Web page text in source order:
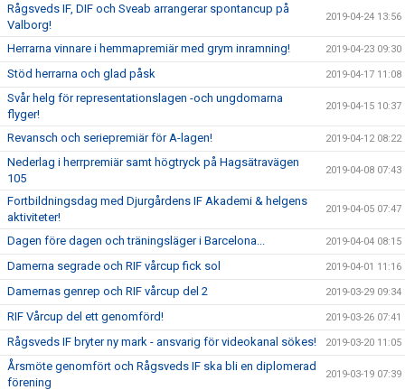
Rågsveds IF, DIF och Sveab arrangerar spontancup på
Valborg!
2019-04-24 13:56
Herrarna vinnare i hemmapremiär med grym inramning! 2019-04-23 09:30
Stöd herrarna och glad påsk 2019-04-17 11:08
Svår helg för representationslagen -och ungdomarna
flyger!
2019-04-15 10:37
Revansch och seriepremiär för A-lagen! 2019-04-12 08:22
Nederlag i herrpremiär samt högtryck på Hagsätravägen
105
2019-04-08 07:43
Fortbildningsdag med Djurgårdens IF Akademi & helgens
aktiviteter!
2019-04-05 07:47
Dagen före dagen och träningsläger i Barcelona... 2019-04-04 08:15
Damerna segrade och RIF vårcup fick sol 2019-04-01 11:16
Damernas genrep och RIF vårcup del 2 2019-03-29 09:34
RIF Vårcup del ett genomförd! 2019-03-26 07:41
Rågsveds IF bryter ny mark - ansvarig för videokanal sökes! 2019-03-20 11:05
Årsmöte genomfört och Rågsveds IF ska bli en diplomerad
förening
2019-03-19 07:39